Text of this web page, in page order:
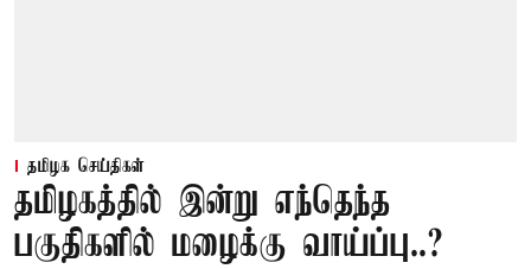
தமிழக செய்திகள்
தமிழகத்தில் இன்று எந்தெந்த
பகுதிகளில் மழைக்கு வாய்ப்பு..?